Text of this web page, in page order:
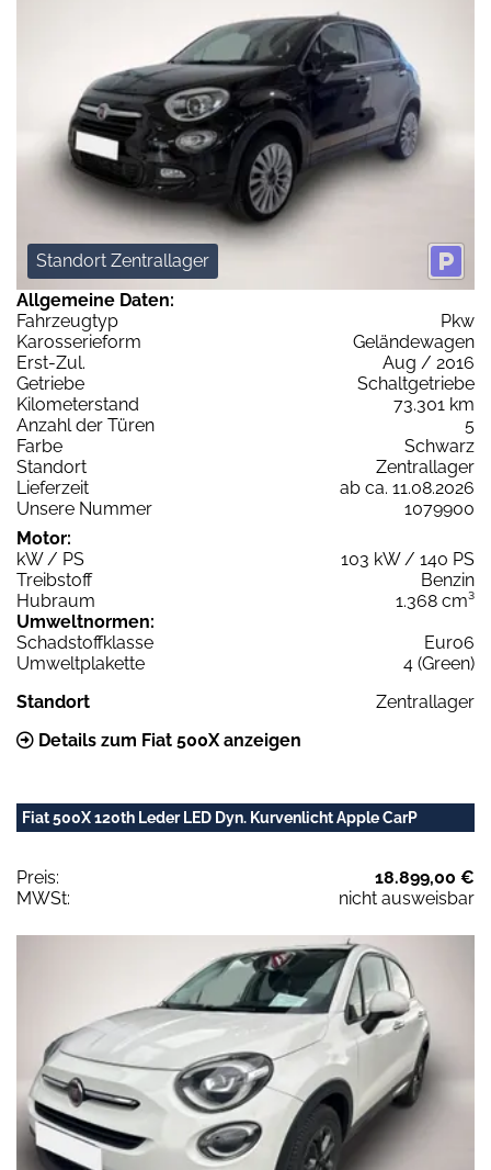
Standort Zentrallager
Allgemeine Daten:
Fahrzeugtyp
Pkw
Karosserieform
Geländewagen
Erst-Zul.
Aug / 2016
Getriebe
Schaltgetriebe
Kilometerstand
73.301 km
Anzahl der Türen
5
Farbe
Schwarz
Standort
Zentrallager
Lieferzeit
ab ca. 11.08.2026
Unsere Nummer
1079900
Motor:
kW / PS
103 kW / 140 PS
Treibstoff
Benzin
Hubraum
1.368 cm³
Umweltnormen:
Schadstoffklasse
Euro6
Umweltplakette
4 (Green)
Standort
Zentrallager
Details zum Fiat 500X anzeigen
Fiat 500X 120th Leder LED Dyn. Kurvenlicht Apple CarP
Preis:
18.899,00 €
MWSt:
nicht ausweisbar